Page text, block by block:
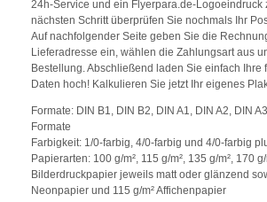
24h-Service und ein Flyerpara.de-Logoeindruck
nächsten Schritt überprüfen Sie nochmals Ihr
Auf nachfolgender Seite geben Sie die
Lieferadresse ein, wählen die Zahlungsart aus
Bestellung. Abschließend laden Sie einfach Ihre
Daten hoch! Kalkulieren Sie jetzt Ihr eigenes
Formate: DIN B1, DIN B2, DIN A1, DIN A2, DIN
Formate
Farbigkeit: 1/0-farbig, 4/0-farbig und 4/0-farbig
Papierarten: 100 g/m², 115 g/m², 135 g/m², 170
Bilderdruckpapier jeweils matt oder glänzend
Neonpapier und 115 g/m² Affichenpapier